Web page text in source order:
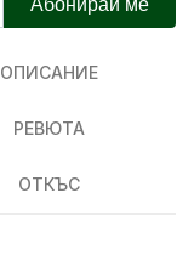
Абонирай ме
ОПИСАНИЕ
РЕВЮТА
ОТКЪС